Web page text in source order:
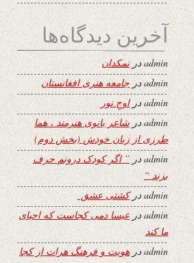
آخرین دیدگاه‌ها
adminدرنمکدان
adminدر جامعه هنری افغانستان
adminدراوجِ نور
adminدر شاعر بانوی هنرمند ، هما
طرزی از زبان خودش (بخش دوم)
adminدر ” اگر کودک درونم حرف
بزند “
adminدرکشتی عشق
adminدر عیسا دمی کجاست که احیای
ما کند
adminدر هویت و فرهنگ هرات از کجا